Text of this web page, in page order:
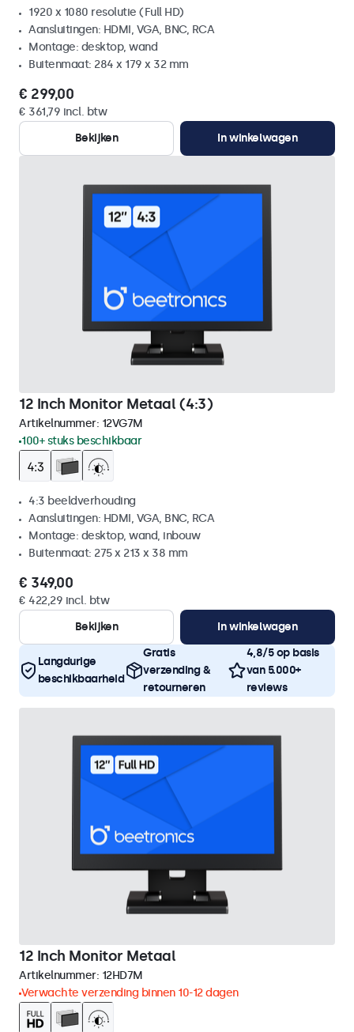
1920 x 1080 resolutie (Full HD)
Aansluitingen: HDMI, VGA, BNC, RCA
Montage: desktop, wand
Buitenmaat: 284 x 179 x 32 mm
€ 299,00
€ 361,79 incl. btw
Bekijken
In winkelwagen
12 Inch Monitor Metaal (4:3)
Artikelnummer: 12VG7M
100+ stuks beschikbaar
4:3 beeldverhouding
Aansluitingen: HDMI, VGA, BNC, RCA
Montage: desktop, wand, inbouw
Buitenmaat: 275 x 213 x 38 mm
€ 349,00
€ 422,29 incl. btw
Bekijken
In winkelwagen
Langdurige
beschikbaarheid
Gratis
verzending &
retourneren
4,8/5 op basis
van 5.000+
reviews
12 Inch Monitor Metaal
Artikelnummer: 12HD7M
Verwachte verzending binnen 10-12 dagen